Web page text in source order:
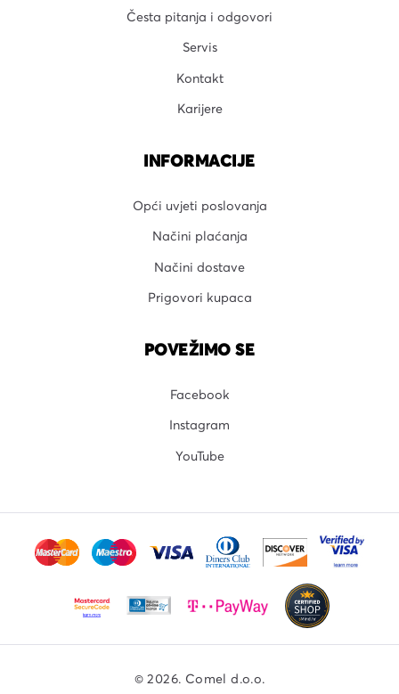
Česta pitanja i odgovori
Servis
Kontakt
Karijere
INFORMACIJE
Opći uvjeti poslovanja
Načini plaćanja
Načini dostave
Prigovori kupaca
POVEŽIMO SE
Facebook
Instagram
YouTube
© 2026. Comel d.o.o.